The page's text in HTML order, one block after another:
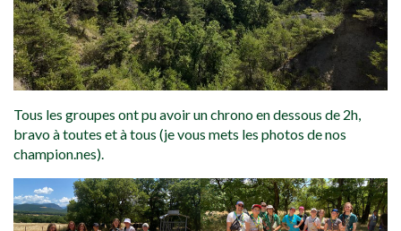
Tous les groupes ont pu avoir un chrono en dessous de 2h,
bravo à toutes et à tous (je vous mets les photos de nos
champion.nes).